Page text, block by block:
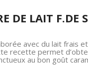
DE LAIT F.DE
avec du lait frais
recette permet
au bon goût